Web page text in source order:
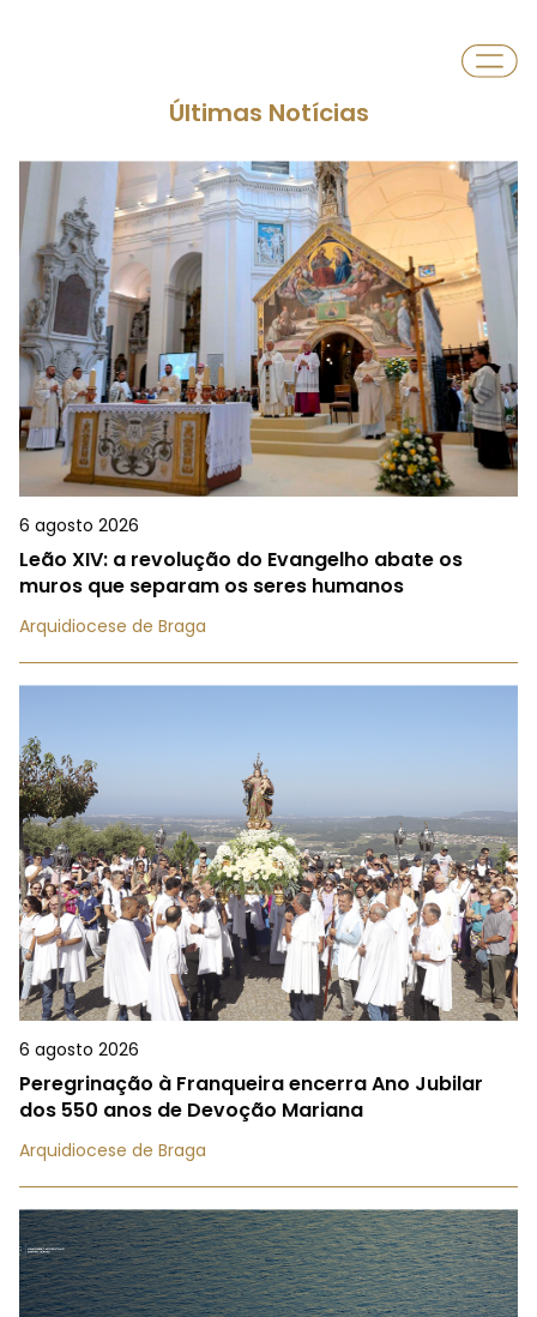
Últimas Notícias
6 agosto 2026
Leão XIV: a revolução do Evangelho abate os
muros que separam os seres humanos
Arquidiocese de Braga
6 agosto 2026
Peregrinação à Franqueira encerra Ano Jubilar
dos 550 anos de Devoção Mariana
Arquidiocese de Braga